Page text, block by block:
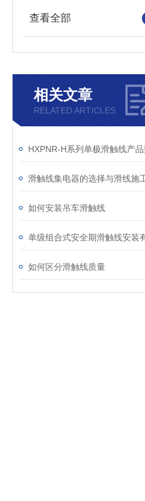
查看全部
相关文章
RELATED ARTICLES
如何安装吊车滑触线
如何区分滑触线质量